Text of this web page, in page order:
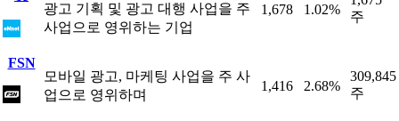
광고 기획 및 광고 대행 사업을 주
사업으로 영위하는 기업
1,678 1.02%
주
FSN
모바일 광고, 마케팅 사업을 주 사
업으로 영위하며
1,416 2.68%
309,845
주